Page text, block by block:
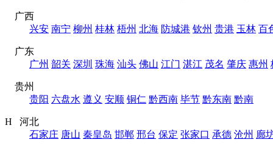
广西
兴安 南宁 柳州 桂林 梧州 北海 防城港 钦州 贵港 玉林 百
广东
广州 韶关 深圳 珠海 汕头 佛山 江门 湛江 茂名 肇庆 惠州
贵州
贵阳 六盘水 遵义 安顺 铜仁 黔西南 毕节 黔东南 黔南
H 河北
石家庄 唐山 秦皇岛 邯郸 邢台 保定 张家口 承德 沧州 廊